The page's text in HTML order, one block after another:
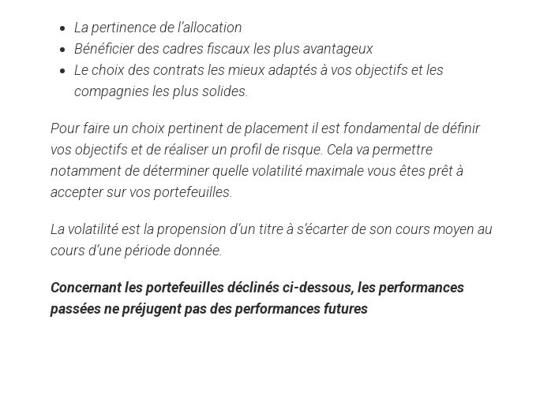
La pertinence de l’allocation
Bénéficier des cadres fiscaux les plus avantageux
Le choix des contrats les mieux adaptés à vos objectifs et les
compagnies les plus solides.
Pour faire un choix pertinent de placement il est fondamental de définir
vos objectifs et de réaliser un profil de risque. Cela va permettre
notamment de déterminer quelle volatilité maximale vous êtes prêt à
accepter sur vos portefeuilles.
La volatilité est la propension d’un titre à s’écarter de son cours moyen au
cours d’une période donnée.
Concernant les portefeuilles déclinés ci-dessous, les performances
passées ne préjugent pas des performances futures